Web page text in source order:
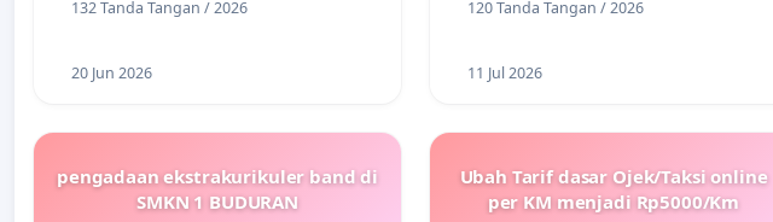
Kab. PATI
132 Tanda Tangan / 2026
20 Jun 2026
Teruji
120 Tanda Tangan / 2026
11 Jul 2026
pengadaan ekstrakurikuler band di
SMKN 1 BUDURAN
Ubah Tarif dasar Ojek/Taksi online
per KM menjadi Rp5000/Km